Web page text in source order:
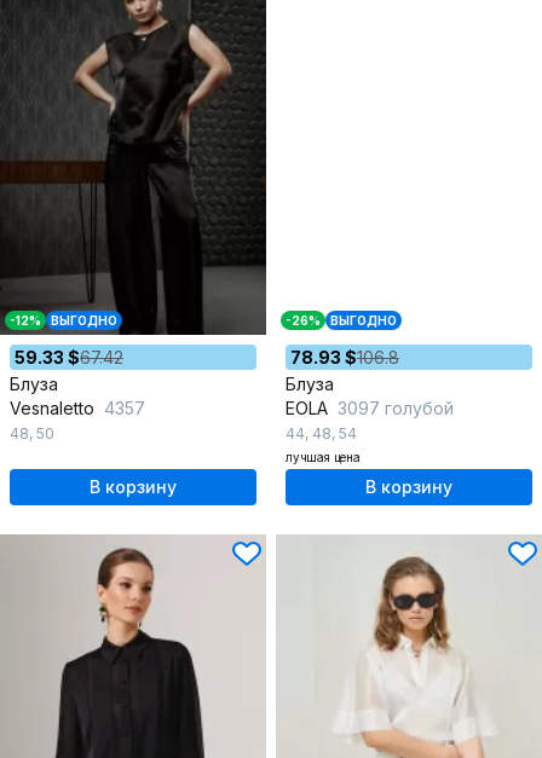
-12% ВЫГОДНО
59.33 $67.42
Блуза
Vesnaletto 4357
48, 50
В корзину
-26% ВЫГОДНО
78.93 $106.8
Блуза
EOLA 3097 голубой
44, 48, 54
лучшая цена
В корзину